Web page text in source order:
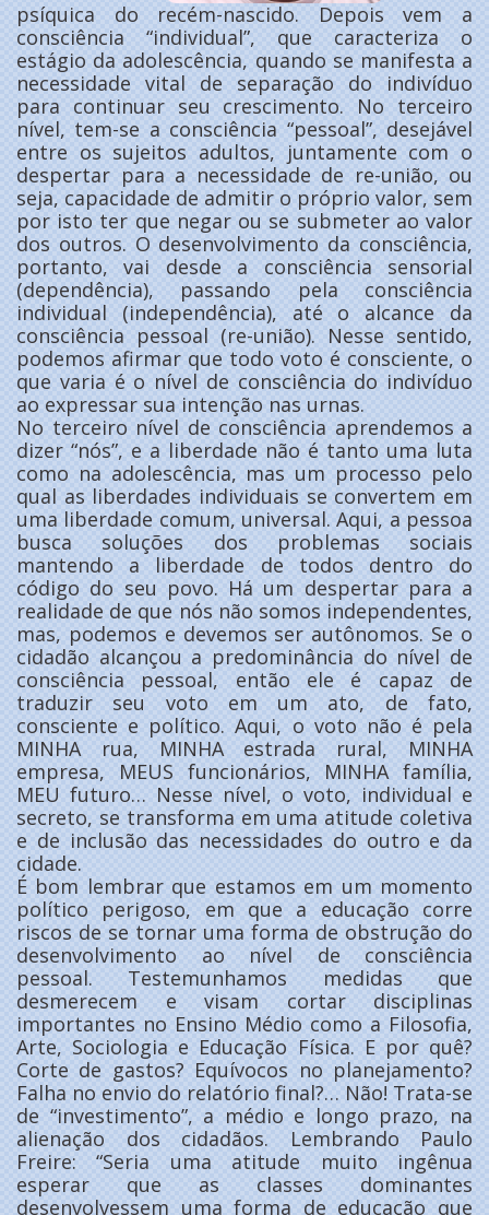
psíquica do recém-nascido. Depois vem a
consciência “individual”, que caracteriza o
estágio da adolescência, quando se manifesta a
necessidade vital de separação do indivíduo
para continuar seu crescimento. No terceiro
nível, tem-se a consciência “pessoal”, desejável
entre os sujeitos adultos, juntamente com o
despertar para a necessidade de re-união, ou
seja, capacidade de admitir o próprio valor, sem
por isto ter que negar ou se submeter ao valor
dos outros. O desenvolvimento da consciência,
portanto, vai desde a consciência sensorial
(dependência), passando pela consciência
individual (independência), até o alcance da
consciência pessoal (re-união). Nesse sentido,
podemos afirmar que todo voto é consciente, o
que varia é o nível de consciência do indivíduo
ao expressar sua intenção nas urnas.
No terceiro nível de consciência aprendemos a
dizer “nós”, e a liberdade não é tanto uma luta
como na adolescência, mas um processo pelo
qual as liberdades individuais se convertem em
uma liberdade comum, universal. Aqui, a pessoa
busca soluções dos problemas sociais
mantendo a liberdade de todos dentro do
código do seu povo. Há um despertar para a
realidade de que nós não somos independentes,
mas, podemos e devemos ser autônomos. Se o
cidadão alcançou a predominância do nível de
consciência pessoal, então ele é capaz de
traduzir seu voto em um ato, de fato,
consciente e político. Aqui, o voto não é pela
MINHA rua, MINHA estrada rural, MINHA
empresa, MEUS funcionários, MINHA família,
MEU futuro… Nesse nível, o voto, individual e
secreto, se transforma em uma atitude coletiva
e de inclusão das necessidades do outro e da
cidade.
É bom lembrar que estamos em um momento
político perigoso, em que a educação corre
riscos de se tornar uma forma de obstrução do
desenvolvimento ao nível de consciência
pessoal. Testemunhamos medidas que
desmerecem e visam cortar disciplinas
importantes no Ensino Médio como a Filosofia,
Arte, Sociologia e Educação Física. E por quê?
Corte de gastos? Equívocos no planejamento?
Falha no envio do relatório final?… Não! Trata-se
de “investimento”, a médio e longo prazo, na
alienação dos cidadãos. Lembrando Paulo
Freire: “Seria uma atitude muito ingênua
esperar que as classes dominantes
desenvolvessem uma forma de educação que